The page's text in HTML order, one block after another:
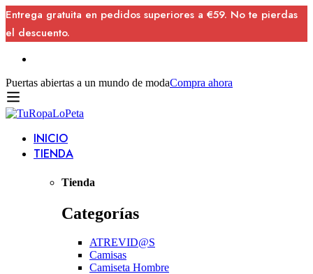
Entrega gratuita en pedidos superiores a €59. No te pierdas
el descuento.
Puertas abiertas a un mundo de modaCompra ahora
INICIO
TIENDA
Tienda
Categorías
ATREVID@S
Camisas
Camiseta Hombre